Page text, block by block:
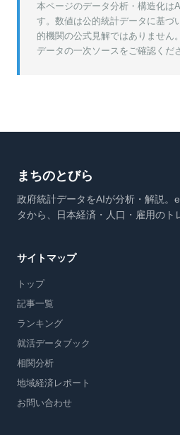
本ページのデータ分析・構造化は
す。数値は公的統計データに基づ
的機関の公式見解ではありません
データの一次ソースをご確認くだ
まちのとびら
政府統計データをAIが分析・解説。
タから、日本経済・人口・雇用のト
サイトマップ
トップ
記事一覧
ランキング
就活データブック
相関分析
地域経済レポート
お問い合わせ